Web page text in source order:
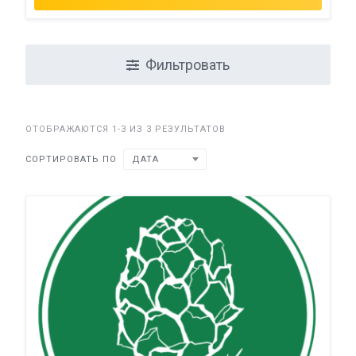
Фильтровать
ОТОБРАЖАЮТСЯ 1-3 ИЗ 3 РЕЗУЛЬТАТОВ
СОРТИРОВАТЬ ПО ДАТА